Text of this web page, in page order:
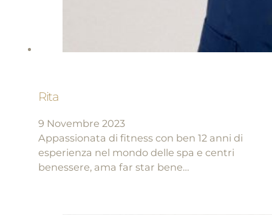
Rita
9 Novembre 2023
Appassionata di fitness con ben 12 anni di
esperienza nel mondo delle spa e centri
benessere, ama far star bene…